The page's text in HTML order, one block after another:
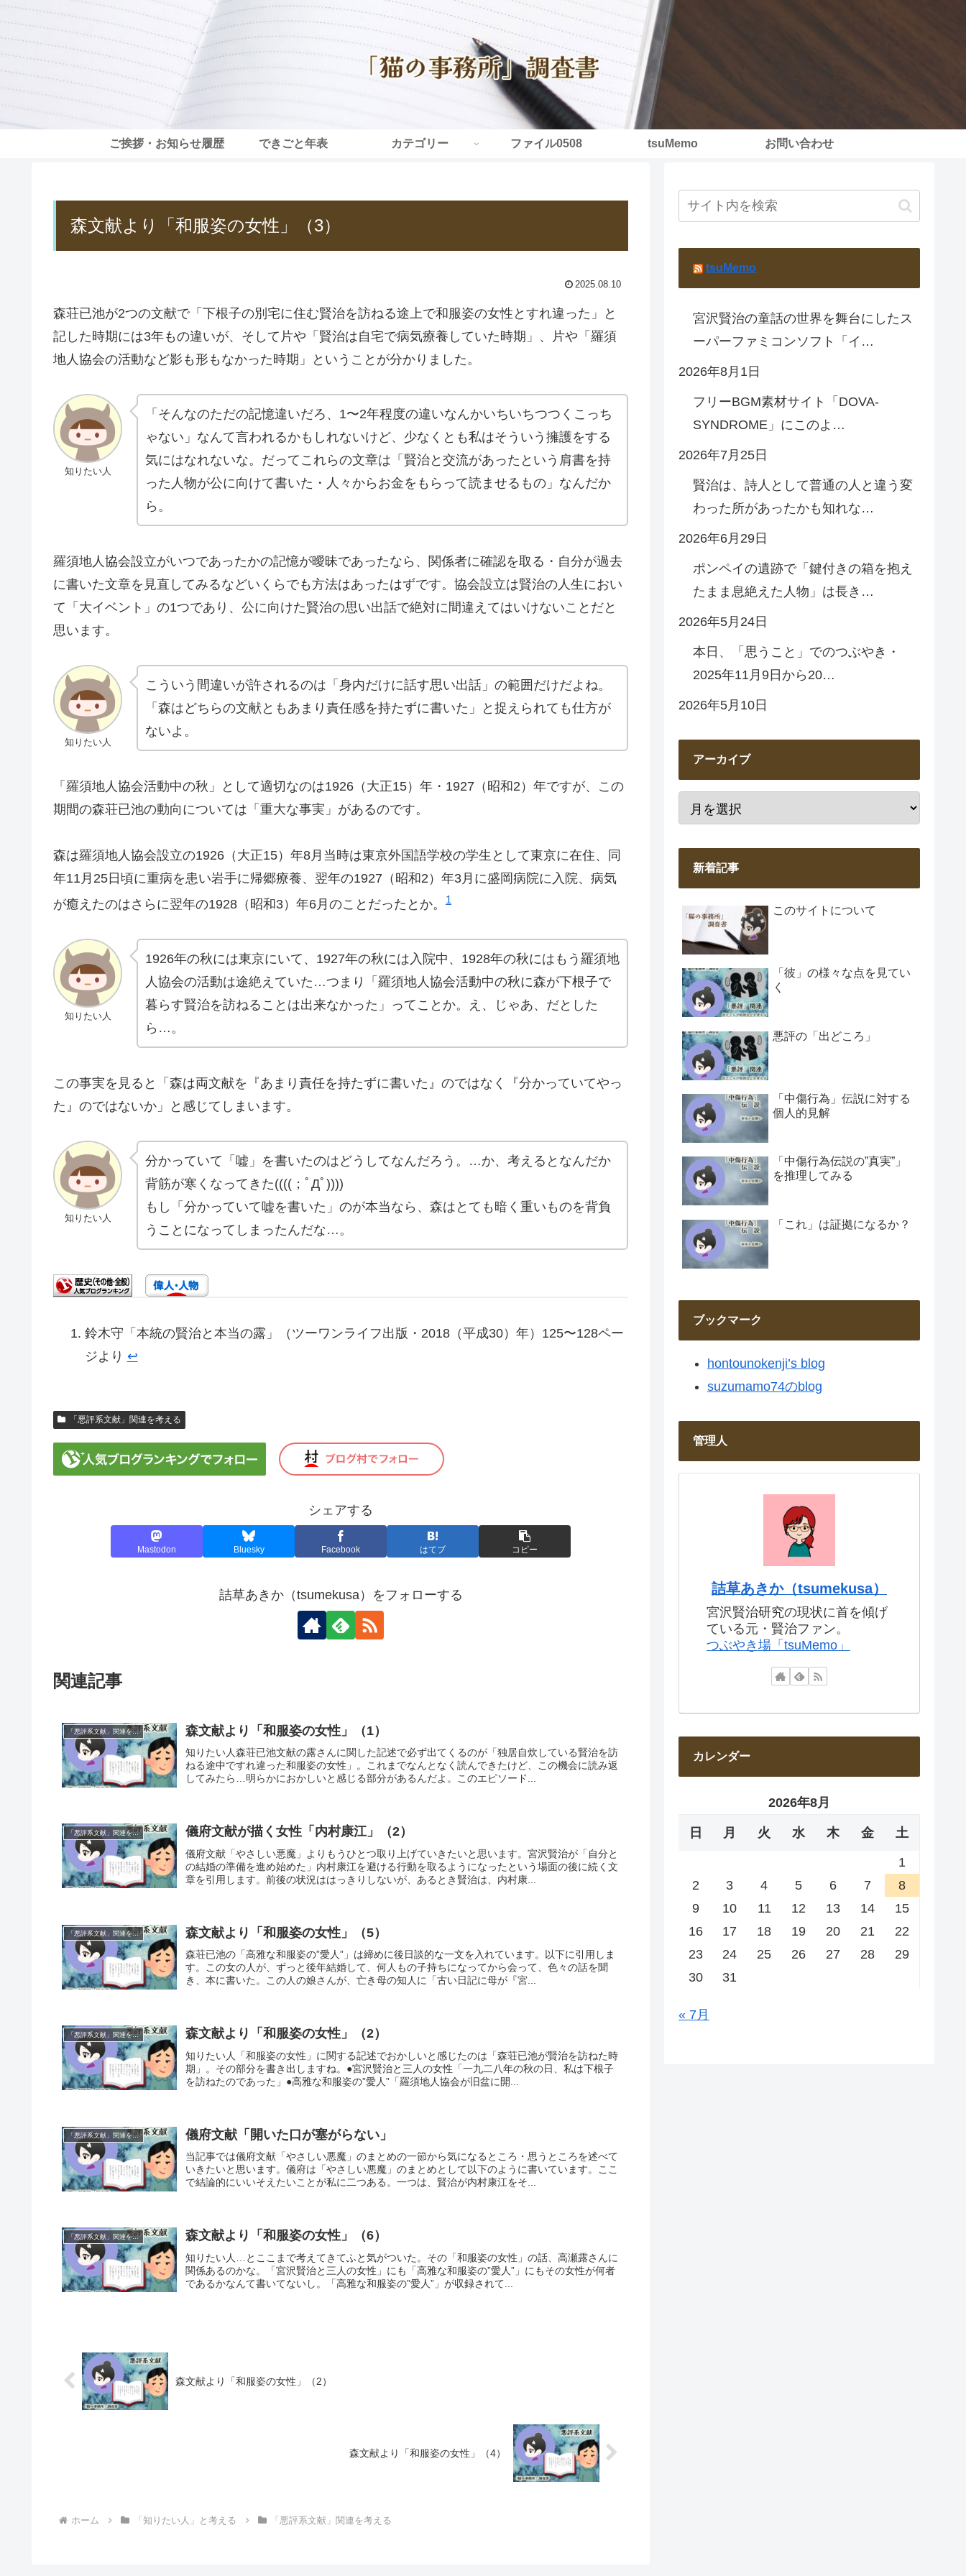
ご挨拶・お知らせ履歴 できごと年表 カテゴリー ファイル0508 tsuMemo お問い合わせ
森文献より「和服姿の女性」（3）
2025.08.10
森荘已池が2つの文献で「下根子の別宅に住む賢治を訪ねる途上で和服姿の女性とすれ違った」と
記した時期には3年もの違いが、そして片や「賢治は自宅で病気療養していた時期」、片や「羅須
地人協会の活動など影も形もなかった時期」ということが分かりました。
知りたい人
「そんなのただの記憶違いだろ、1〜2年程度の違いなんかいちいちつつくこっち
ゃない」なんて言われるかもしれないけど、少なくとも私はそういう擁護をする
気にはなれないな。だってこれらの文章は「賢治と交流があったという肩書を持
った人物が公に向けて書いた・人々からお金をもらって読ませるもの」なんだか
ら。
羅須地人協会設立がいつであったかの記憶が曖昧であったなら、関係者に確認を取る・自分が過去
に書いた文章を見直してみるなどいくらでも方法はあったはずです。協会設立は賢治の人生におい
て「大イベント」の1つであり、公に向けた賢治の思い出話で絶対に間違えてはいけないことだと
思います。
知りたい人
こういう間違いが許されるのは「身内だけに話す思い出話」の範囲だけだよね。
「森はどちらの文献ともあまり責任感を持たずに書いた」と捉えられても仕方が
ないよ。
「羅須地人協会活動中の秋」として適切なのは1926（大正15）年・1927（昭和2）年ですが、この
期間の森荘已池の動向については「重大な事実」があるのです。
森は羅須地人協会設立の1926（大正15）年8月当時は東京外国語学校の学生として東京に在住、同
年11月25日頃に重病を患い岩手に帰郷療養、翌年の1927（昭和2）年3月に盛岡病院に入院、病気
が癒えたのはさらに翌年の1928（昭和3）年6月のことだったとか。
1
知りたい人
1926年の秋には東京にいて、1927年の秋には入院中、1928年の秋にはもう羅須地
人協会の活動は途絶えていた…つまり「羅須地人協会活動中の秋に森が下根子で
暮らす賢治を訪ねることは出来なかった」ってことか。え、じゃあ、だとした
ら…。
この事実を見ると「森は両文献を『あまり責任を持たずに書いた』のではなく『分かっていてやっ
た』のではないか」と感じてしまいます。
知りたい人
分かっていて「嘘」を書いたのはどうしてなんだろう。…か、考えるとなんだか
背筋が寒くなってきた((((；ﾟДﾟ))))
もし「分かっていて嘘を書いた」のが本当なら、森はとても暗く重いものを背負
うことになってしまったんだな…。
鈴木守「本統の賢治と本当の露」（ツーワンライフ出版・2018（平成30）年）125〜128ペー
ジより ↩︎
「悪評系文献」関連を考える
シェアする
Mastodon Bluesky Facebook はてブ コピー
詰草あきか（tsumekusa）をフォローする
関連記事
「悪評系文献」関連を考える 森文献より「和服姿の女性」（1）
知りたい人森荘已池文献の露さんに関した記述で必ず出てくるのが「独居自炊している賢治を訪
ねる途中ですれ違った和服姿の女性」。これまでなんとなく読んできたけど、この機会に読み返
してみたら…明らかにおかしいと感じる部分があるんだよ。このエピソード...
「悪評系文献」関連を考える 儀府文献が描く女性「内村康江」（2）
儀府文献「やさしい悪魔」よりもうひとつ取り上げていきたいと思います。宮沢賢治が「自分と
の結婚の準備を進め始めた」内村康江を避ける行動を取るようになったという場面の後に続く文
章を引用します。前後の状況ははっきりしないが、あるとき賢治は、内村康...
「悪評系文献」関連を考える 森文献より「和服姿の女性」（5）
森荘已池の「高雅な和服姿の”愛人”」は締めに後日談的な一文を入れています。以下に引用しま
す。この女の人が、ずっと後年結婚して、何人もの子持ちになってから会って、色々の話を聞
き、本に書いた。この人の娘さんが、亡き母の知人に「古い日記に母が『宮...
「悪評系文献」関連を考える 森文献より「和服姿の女性」（2）
知りたい人「和服姿の女性」に関する記述でおかしいと感じたのは「森荘已池が賢治を訪ねた時
期」。その部分を書き出しますね。●宮沢賢治と三人の女性「一九二八年の秋の日、私は下根子
を訪ねたのであった」●高雅な和服姿の”愛人”「羅須地人協会が旧盆に開...
「悪評系文献」関連を考える 儀府文献「開いた口が塞がらない」
当記事では儀府文献「やさしい悪魔」のまとめの一節から気になるところ・思うところを述べて
いきたいと思います。儀府は「やさしい悪魔」のまとめとして以下のように書いています。ここ
で結論的にいいそえたいことが私に二つある。一つは、賢治が内村康江をそ...
「悪評系文献」関連を考える 森文献より「和服姿の女性」（6）
知りたい人…とここまで考えてきてふと気がついた。その「和服姿の女性」の話、高瀬露さんに
関係あるのかな。「宮沢賢治と三人の女性」にも「高雅な和服姿の”愛人”」にもその女性が何者
であるかなんて書いてないし。「高雅な和服姿の”愛人”」が収録されて...
森文献より「和服姿の女性」（2）
森文献より「和服姿の女性」（4）
ホーム 「知りたい人」と考える 「悪評系文献」関連を考える
tsuMemo
宮沢賢治の童話の世界を舞台にしたス
ーパーファミコンソフト「イ…
2026年8月1日
フリーBGM素材サイト「DOVA-
SYNDROME」にこのよ…
2026年7月25日
賢治は、詩人として普通の人と違う変
わった所があったかも知れな…
2026年6月29日
ポンペイの遺跡で「鍵付きの箱を抱え
たまま息絶えた人物」は長き…
2026年5月24日
本日、「思うこと」でのつぶやき・
2025年11月9日から20…
2026年5月10日
アーカイブ
新着記事
このサイトについて
「彼」の様々な点を見てい
く
悪評の「出どころ」
「中傷行為」伝説に対する
個人的見解
「中傷行為伝説の”真実”」
を推理してみる
「これ」は証拠になるか？
ブックマーク
hontounokenji’s blog
suzumamo74のblog
管理人
詰草あきか（tsumekusa）
宮沢賢治研究の現状に首を傾げ
ている元・賢治ファン。
つぶやき場「tsuMemo」
カレンダー
2026年8月
日 月 火 水 木 金 土
1
2
3 4 5 6 7
8
9
10 11 12 13 14
15
16
17 18 19 20 21
22
23
24 25 26 27 28
29
30
31
« 7月